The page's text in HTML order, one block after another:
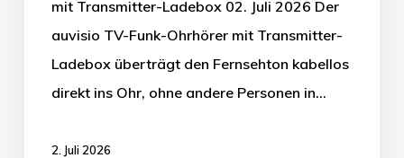
mit Transmitter-Ladebox 02. Juli 2026 Der
auvisio TV-Funk-Ohrhörer mit Transmitter-
Ladebox überträgt den Fernsehton kabellos
direkt ins Ohr, ohne andere Personen in…
2. Juli 2026